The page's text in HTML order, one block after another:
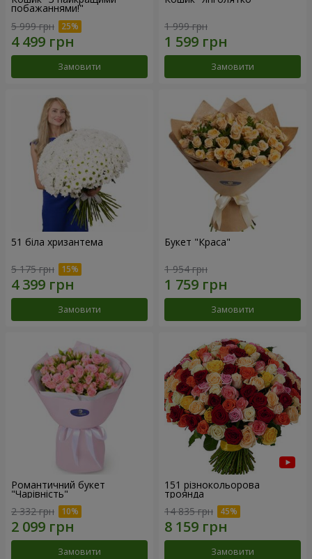
побажаннями!"
5 999 грн
Замовити
1 999 грн
Замовити
51 біла хризантема
5 175 грн
Замовити
Букет "Краса"
1 954 грн
Замовити
Романтичний букет
"Чарівність"
2 332 грн
Замовити
151 різнокольорова
троянда
14 835 грн
Замовити